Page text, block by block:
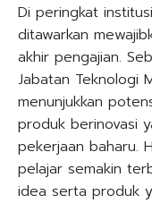
Di peringkat
ditawarkan
akhir pengajian.
Jabatan Teknologi
menunjukkan
produk berinovasi
pekerjaan baharu.
pelajar semakin
idea serta produk